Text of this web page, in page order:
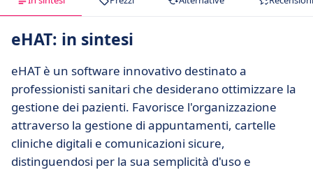
eHAT: in sintesi
eHAT è un software innovativo destinato a
professionisti sanitari che desiderano ottimizzare la
gestione dei pazienti. Favorisce l'organizzazione
attraverso la gestione di appuntamenti, cartelle
cliniche digitali e comunicazioni sicure,
distinguendosi per la sua semplicità d'uso e